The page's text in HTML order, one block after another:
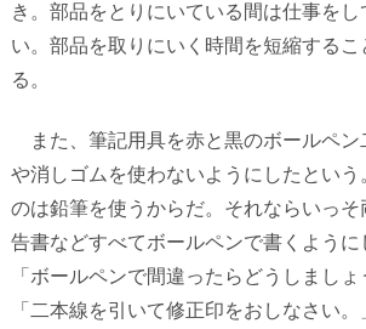
き。部品をとりにいている間は仕事を
い。部品を取りにいく時間を短縮する
る。
また、筆記用具を赤と黒のボールペン
や消しゴムを使わないようにしたという
のは鉛筆を使うからだ。それならいっそ
告書などすべてボールペンで書くように
「ボールペンで間違ったらどうしましょ
「二本線を引いて修正印をおしなさい